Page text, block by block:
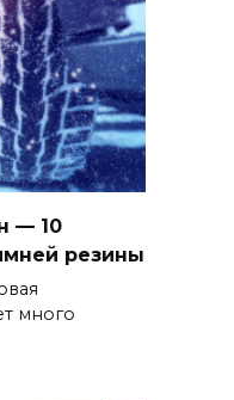
— 10
резины
много